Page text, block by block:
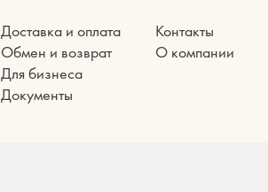
Доставка и оплата
Обмен и возврат
Для бизнеса
Документы
Контакты
О компании